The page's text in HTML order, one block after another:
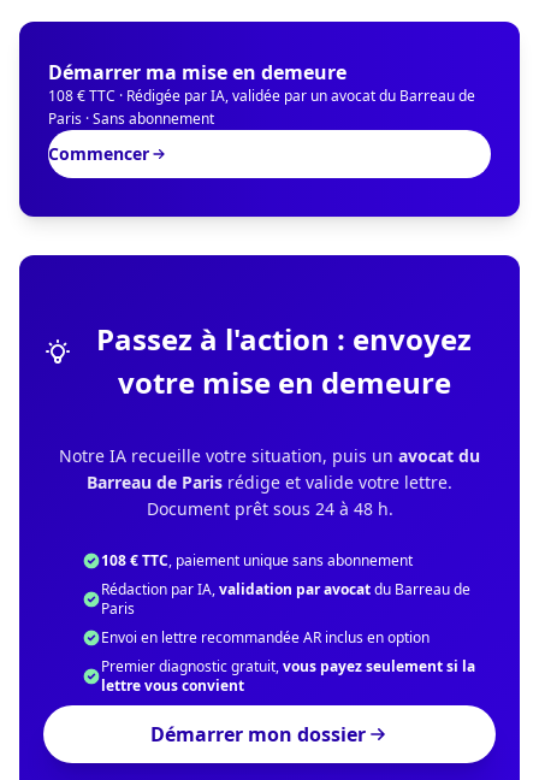
Démarrer ma mise en demeure
108 € TTC · Rédigée par IA, validée par un avocat du Barreau de
Paris · Sans abonnement
Commencer
Passez à l'action : envoyez
votre mise en demeure
Notre IA recueille votre situation, puis un avocat du
Barreau de Paris rédige et valide votre lettre.
Document prêt sous 24 à 48 h.
108 € TTC, paiement unique sans abonnement
Rédaction par IA,validation par avocatdu Barreau de
Paris
Envoi en lettre recommandée AR inclus en option
Premier diagnostic gratuit,vous payez seulement si la
lettre vous convient
Démarrer mon dossier